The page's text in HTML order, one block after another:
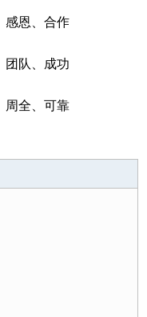
感恩、合作
团队、成功
周全、可靠